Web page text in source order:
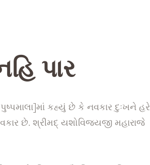
પાર
કહ્યું છે કે નવકાર દુઃખને હરે
છે. શ્રીમદ્ યશોવિજયજી મહારાજે